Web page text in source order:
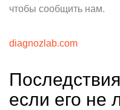
чтобы сообщить нам.
diagnozlab.com
если его не